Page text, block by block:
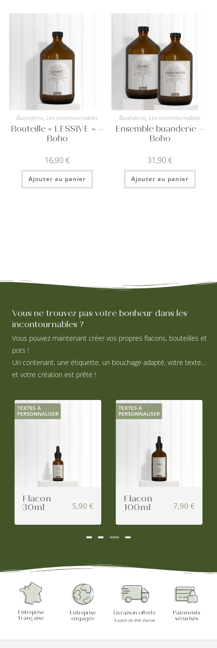
Buanderie,Les incontournables
Bouteille « LESSIVE » –
Boho
16,90€
Ajouter au panier
Buanderie, Les incontournables
Ensemble buanderie –
Boho
31,90€
Ajouter au panier
Vous ne trouvez pas votre bonheur dans les
incontournables ?
Vous pouvez maintenant créer vos propres flacons, bouteilles et
pots !
Un contenant, une étiquette, un bouchage adapté, votre texte…
et votre création est prête !
Flacon
30ml
5,90 €
Flacon
100ml
7,90 €
Entreprise
Française
Entreprise
engagée
Livraison offerte
À partir de 49€ d’achat
Paiements
sécurisés